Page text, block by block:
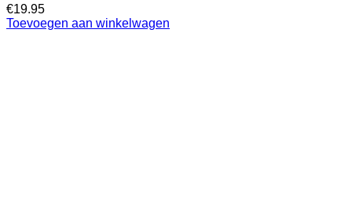
€19.95
Toevoegen aan winkelwagen